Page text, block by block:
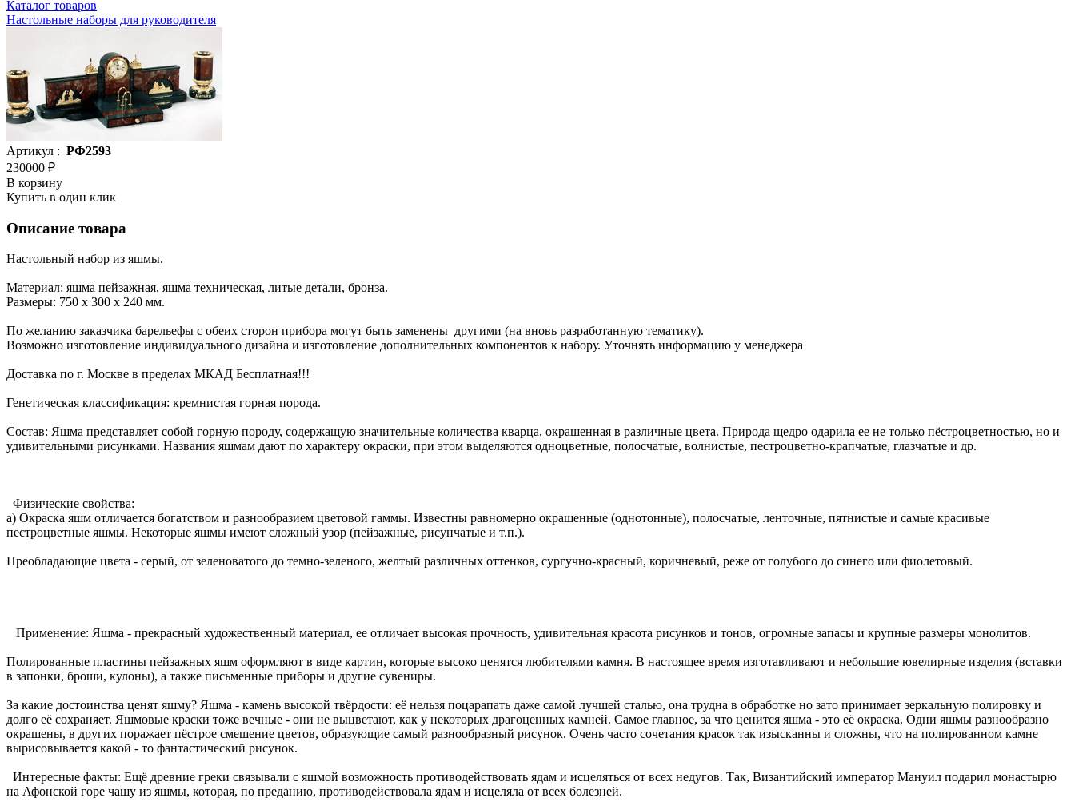
Каталог товаров
Настольные наборы для руководителя
Артикул : РФ2593
230000 ₽
В корзину
Купить в один клик
Описание товара
Настольный набор из яшмы.
Материал: яшма пейзажная, яшма техническая, литые детали, бронза.
Размеры: 750 х 300 х 240 мм.
По желанию заказчика барельефы с обеих сторон прибора могут быть заменены другими (на вновь разработанную тематику).
Возможно изготовление индивидуального дизайна и изготовление дополнительных компонентов к набору. Уточнять информацию у менеджера
Доставка по г. Москве в пределах МКАД Бесплатная!!!
Генетическая классификация: кремнистая горная порода.
Состав: Яшма представляет собой горную породу, содержащую значительные количества кварца, окрашенная в различные цвета. Природа щедро одарила ее не только пёстроцветностью, но и
удивительными рисунками. Названия яшмам дают по характеру окраски, при этом выделяются одноцветные, полосчатые, волнистые, пестроцветно-крапчатые, глазчатые и др.
Физические свойства:
а) Окраска яшм отличается богатством и разнообразием цветовой гаммы. Известны равномерно окрашенные (однотонные), полосчатые, ленточные, пятнистые и самые красивые
пестроцветные яшмы. Некоторые яшмы имеют сложный узор (пейзажные, рисунчатые и т.п.).
Преобладающие цвета - серый, от зеленоватого до темно-зеленого, желтый различных оттенков, сургучно-красный, коричневый, реже от голубого до синего или фиолетовый.
Применение: Яшма - прекрасный художественный материал, ее отличает высокая прочность, удивительная красота рисунков и тонов, огромные запасы и крупные размеры монолитов.
Полированные пластины пейзажных яшм оформляют в виде картин, которые высоко ценятся любителями камня. В настоящее время изготавливают и небольшие ювелирные изделия (вставки
в запонки, броши, кулоны), а также письменные приборы и другие сувениры.
За какие достоинства ценят яшму? Яшма - камень высокой твёрдости: её нельзя поцарапать даже самой лучшей сталью, она трудна в обработке но зато принимает зеркальную полировку и
долго её сохраняет. Яшмовые краски тоже вечные - они не выцветают, как у некоторых драгоценных камней. Самое главное, за что ценится яшма - это её окраска. Одни яшмы разнообразно
окрашены, в других поражает пёстрое смешение цветов, образующие самый разнообразный рисунок. Очень часто сочетания красок так изысканны и сложны, что на полированном камне
вырисовывается какой - то фантастический рисунок.
Интересные факты: Ещё древние греки связывали с яшмой возможность противодействовать ядам и исцеляться от всех недугов. Так, Византийский император Мануил подарил монастырю
на Афонской горе чашу из яшмы, которая, по преданию, противодействовала ядам и исцеляла от всех болезней.